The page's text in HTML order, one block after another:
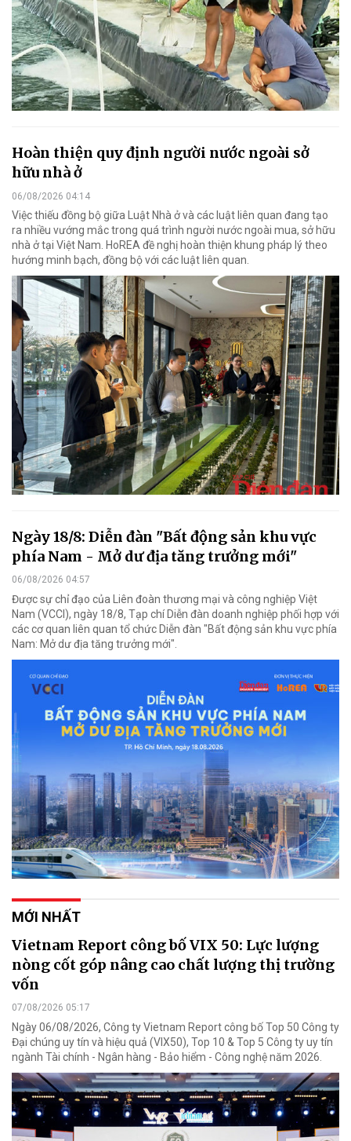
Hoàn thiện quy định người nước ngoài sở
hữu nhà ở
06/08/2026 04:14
Việc thiếu đồng bộ giữa Luật Nhà ở và các luật liên quan đang tạo
ra nhiều vướng mắc trong quá trình người nước ngoài mua, sở hữu
nhà ở tại Việt Nam. HoREA đề nghị hoàn thiện khung pháp lý theo
hướng minh bạch, đồng bộ với các luật liên quan.
Ngày 18/8: Diễn đàn "Bất động sản khu vực
phía Nam - Mở dư địa tăng trưởng mới"
06/08/2026 04:57
Được sự chỉ đạo của Liên đoàn thương mại và công nghiệp Việt
Nam (VCCI), ngày 18/8, Tạp chí Diễn đàn doanh nghiệp phối hợp với
các cơ quan liên quan tổ chức Diễn đàn "Bất động sản khu vực phía
Nam: Mở dư địa tăng trưởng mới".
MỚI NHẤT
Vietnam Report công bố VIX 50: Lực lượng
nòng cốt góp nâng cao chất lượng thị trường
vốn
07/08/2026 05:17
Ngày 06/08/2026, Công ty Vietnam Report công bố Top 50 Công ty
Đại chúng uy tín và hiệu quả (VIX50), Top 10 & Top 5 Công ty uy tín
ngành Tài chính - Ngân hàng - Bảo hiểm - Công nghệ năm 2026.